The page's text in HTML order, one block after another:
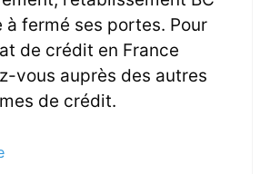
à fermé ses portes. Pour
de crédit en France
vous auprès des autres
de crédit.